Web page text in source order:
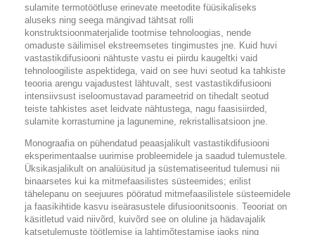
sulamite termotöötluse erinevate meetodite füüsikaliseks
aluseks ning seega mängivad tähtsat rolli
konstruktsioonmaterjalide tootmise tehnoloogias, nende
omaduste säilimisel ekstreemsetes tingimustes jne. Kuid huvi
vastastikdifusiooni nähtuste vastu ei piirdu kaugeltki vaid
tehnoloogiliste aspektidega, vaid on see huvi seotud ka tahkiste
teooria arengu vajadustest lähtuvalt, sest vastastikdifusiooni
intensiivsust iseloomustavad parameetrid on tihedalt seotud
teiste tahkistes aset leidvate nähtustega, nagu faasisiirded,
sulamite korrastumine ja lagunemine, rekristallisatsioon jne.
Monograafia on pühendatud peaasjalikult vastastikdifusiooni
eksperimentaalse uurimise probleemidele ja saadud tulemustele.
Üksikasjalikult on analüüsitud ja süstematiseeritud tulemusi nii
binaarsetes kui ka mitmefaasilistes süsteemides; erilist
tähelepanu on seejuures pööratud mitmefaasilistele süsteemidele
ja faasikihtide kasvu iseärasustele difusioonitsoonis. Teooriat on
käsitletud vaid niivõrd, kuivõrd see on oluline ja hädavajalik
katsetulemuste töötlemise ja lahtimõtestamise jaoks ning